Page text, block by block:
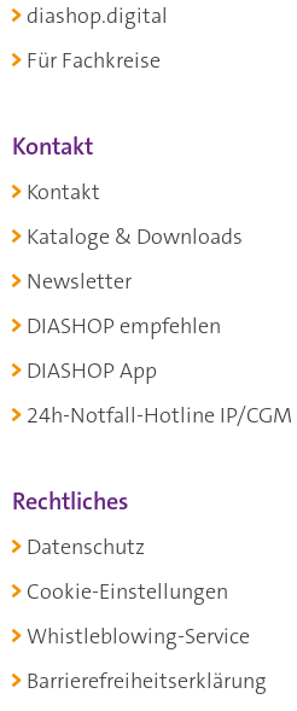
diashop.digital
Für Fachkreise
Kontakt
Kontakt
Kataloge & Downloads
Newsletter
DIASHOP empfehlen
DIASHOP App
24h-Notfall-Hotline IP/CGM
Rechtliches
Datenschutz
Cookie-Einstellungen
Whistleblowing-Service
Barrierefreiheitserklärung